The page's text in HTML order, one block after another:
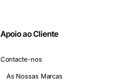
Apoio ao Cliente
Contacte-nos
As Nossas Marcas